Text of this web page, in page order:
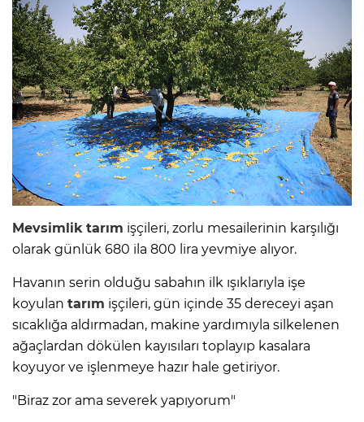
Mevsimlik tarım işçileri, zorlu mesailerinin karşılığı
olarak günlük 680 ila 800 lira yevmiye alıyor.
Havanın serin olduğu sabahın ilk ışıklarıyla işe
koyulan tarım işçileri, gün içinde 35 dereceyi aşan
sıcaklığa aldırmadan, makine yardımıyla silkelenen
ağaçlardan dökülen kayısıları toplayıp kasalara
koyuyor ve işlenmeye hazır hale getiriyor.
"Biraz zor ama severek yapıyorum"